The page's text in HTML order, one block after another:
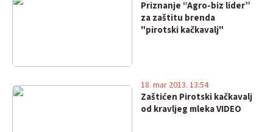
Priznanje “Agro-biz lider”
za zaštitu brenda
"pirotski kačkavalj"
Zaštićen Pirotski kačkavalj
od kravljeg mleka VIDEO
18. mar 2013. 13:54